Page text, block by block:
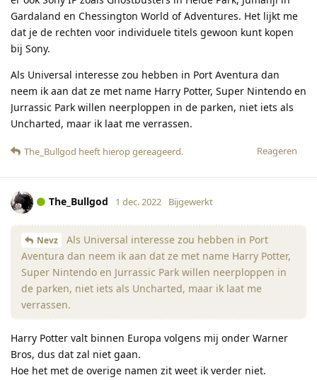
Gardaland en Chessington World of Adventures. Het lijkt me
dat je de rechten voor individuele titels gewoon kunt kopen
bij Sony.
Als Universal interesse zou hebben in Port Aventura dan
neem ik aan dat ze met name Harry Potter, Super Nintendo en
Jurrassic Park willen neerploppen in de parken, niet iets als
Uncharted, maar ik laat me verrassen.
Reageren
The_Bullgod heeft hierop gereageerd.
The_Bullgod 1 dec. 2022 Bijgewerkt
Nevz
Als Universal interesse zou hebben in Port
Aventura dan neem ik aan dat ze met name Harry Potter,
Super Nintendo en Jurrassic Park willen neerploppen in
de parken, niet iets als Uncharted, maar ik laat me
verrassen.
Harry Potter valt binnen Europa volgens mij onder Warner
Bros, dus dat zal niet gaan.
Hoe het met de overige namen zit weet ik verder niet.